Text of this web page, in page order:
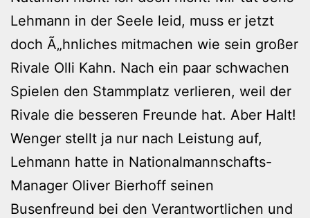
Lehmann in der Seele leid, muss er jetzt
doch Ã„hnliches mitmachen wie sein großer
Rivale Olli Kahn. Nach ein paar schwachen
Spielen den Stammplatz verlieren, weil der
Rivale die besseren Freunde hat. Aber Halt!
Wenger stellt ja nur nach Leistung auf,
Lehmann hatte in Nationalmannschafts-
Manager Oliver Bierhoff seinen
Busenfreund bei den Verantwortlichen und